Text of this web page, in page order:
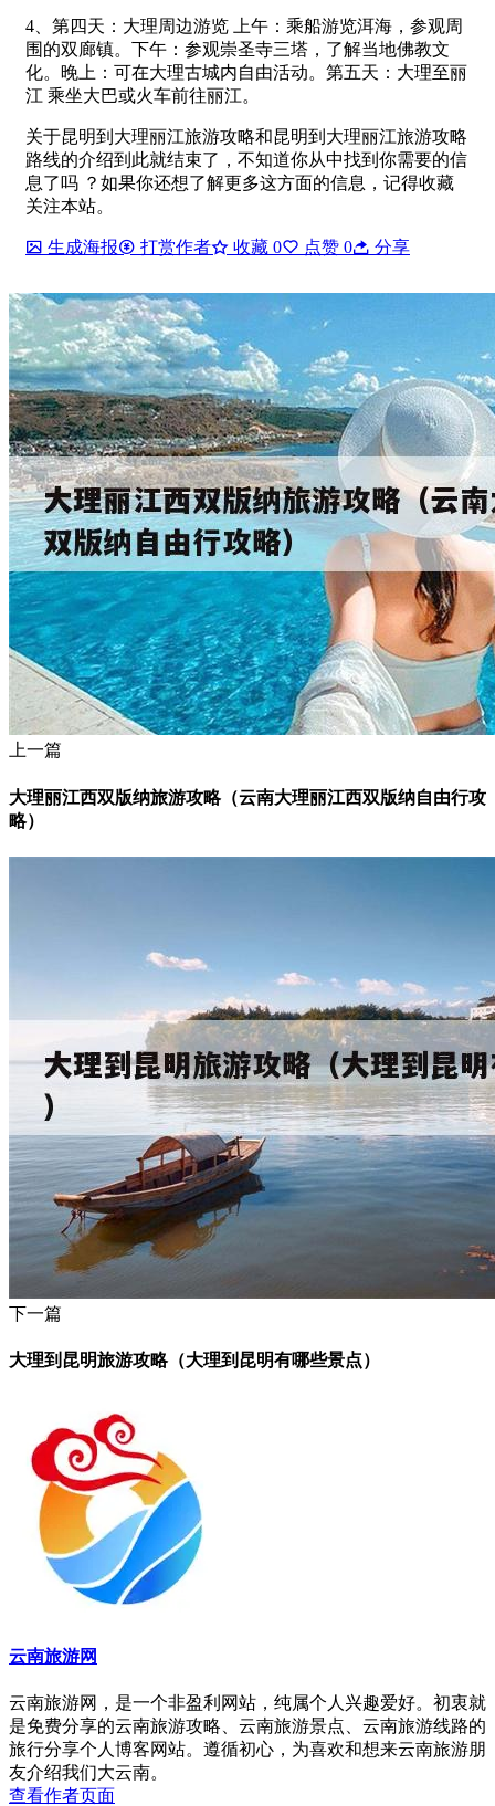
4、第四天：大理周边游览 上午：乘船游览洱海，参观周
围的双廊镇。下午：参观崇圣寺三塔，了解当地佛教文
化。晚上：可在大理古城内自由活动。第五天：大理至丽
江 乘坐大巴或火车前往丽江。
关于昆明到大理丽江旅游攻略和昆明到大理丽江旅游攻略
路线的介绍到此就结束了，不知道你从中找到你需要的信
息了吗 ？如果你还想了解更多这方面的信息，记得收藏
关注本站。
生成海报 打赏作者 收藏 0 点赞 0 分享
上一篇
大理丽江西双版纳旅游攻略（云南大理丽江西双版纳自由行攻
略）
下一篇
大理到昆明旅游攻略（大理到昆明有哪些景点）
云南旅游网
云南旅游网，是一个非盈利网站，纯属个人兴趣爱好。初衷就
是免费分享的云南旅游攻略、云南旅游景点、云南旅游线路的
旅行分享个人博客网站。遵循初心，为喜欢和想来云南旅游朋
友介绍我们大云南。
查看作者页面